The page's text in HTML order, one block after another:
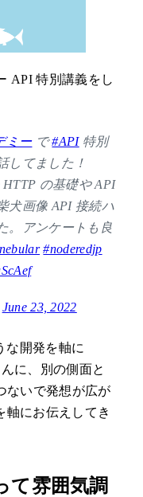
API 特別講義をし
ミーで#API特別
してました！
HTTP の基礎や API
犬画像 API 接続ハ
。アンケートも良
#noderedjp
June 23, 2022
な開発を軸に
に、別の側面と
ないで発想が広が
軸にお伝えしてき
て雰囲気調